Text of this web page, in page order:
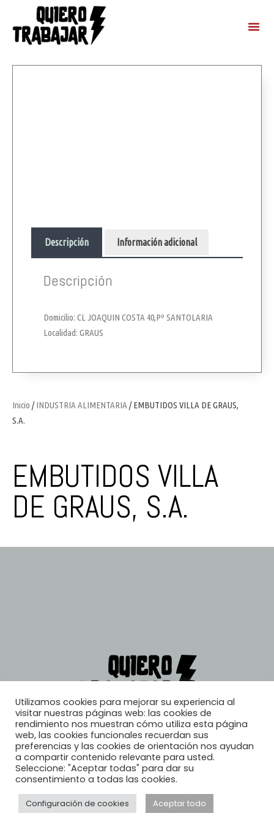
Inicio /INDUSTRIA ALIMENTARIA / EMBUTIDOS VILLA DE GRAUS,
S.A.
EMBUTIDOS VILLA
DE GRAUS, S.A.
Descripción Información adicional
Descripción
Domicilio: CL JOAQUIN COSTA 40,Pº SANTOLARIA
Localidad: GRAUS
© 2026, Quiero Trabajar
Utilizamos cookies para mejorar su experiencia al
visitar nuestras páginas web: las cookies de
rendimiento nos muestran cómo utiliza esta página
web, las cookies funcionales recuerdan sus
preferencias y las cookies de orientación nos ayudan
a compartir contenido relevante para usted.
Seleccione: "Aceptar todas" para dar su
consentimiento a todas las cookies.
Configuración de cookies Aceptar todo